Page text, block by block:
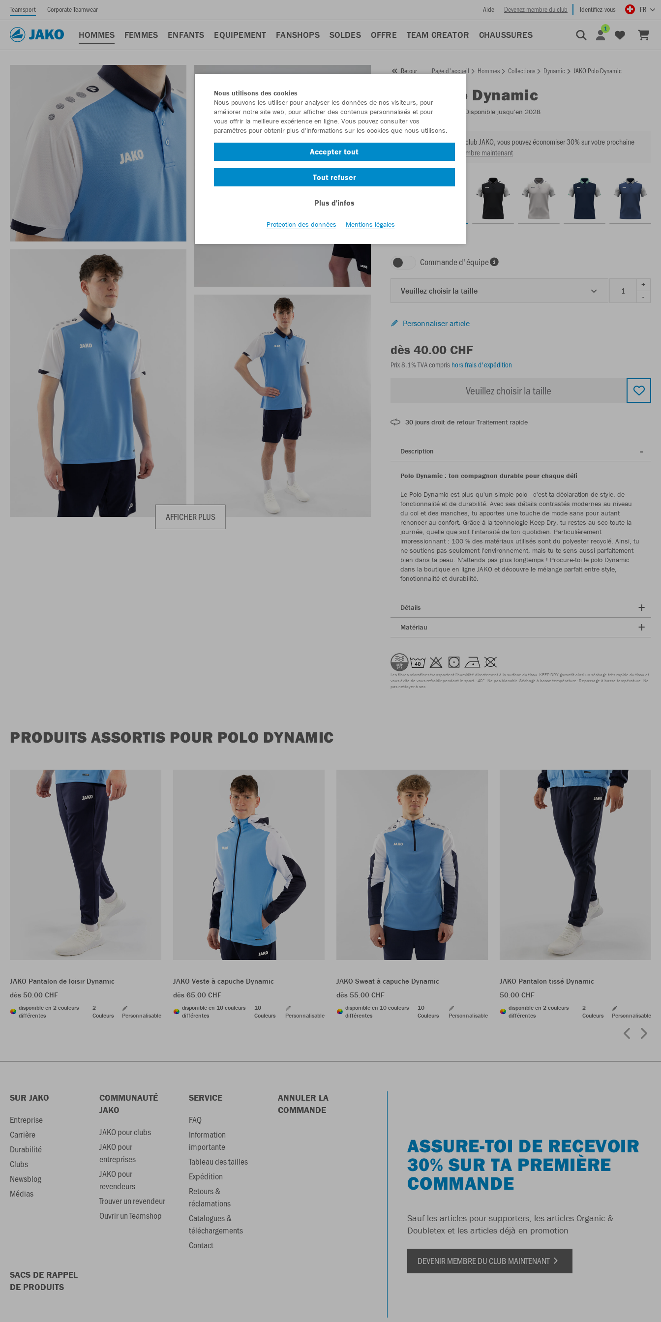
Teamsport Corporate Teamwear Aide Devenez membre du club Identifiez-vous FR
HOMMES FEMMES ENFANTS EQUIPEMENT FANSHOPS SOLDES OFFRE TEAM CREATOR CHAUSSURES
1
AFFICHER PLUS
Retour Page d'accueil Hommes Collections Dynamic JAKO Polo Dynamic
Polo Dynamic
Numéro d’article: - Disponible jusqu'en 2028
En tant que membre du club JAKO, vous pouvez économiser 30% sur votre prochaine
Devenir membre maintenant
Commande d'équipe
Veuillez choisir la taille
+
-
Personnaliser article
dès 40.00 CHF
Prix 8.1% TVA compris hors frais d'expédition
Veuillez choisir la taille
30 jours droit de retour Traitement rapide
Description
Polo Dynamic : ton compagnon durable pour chaque défi
Le Polo Dynamic est plus qu'un simple polo - c'est ta déclaration de style, de
fonctionnalité et de durabilité. Avec ses détails contrastés modernes au niveau
du col et des manches, tu apportes une touche de mode sans pour autant
renoncer au confort. Grâce à la technologie Keep Dry, tu restes au sec toute la
journée, quelle que soit l'intensité de ton quotidien. Particulièrement
impressionnant : 100 % des matériaux utilisés sont du polyester recyclé. Ainsi, tu
ne soutiens pas seulement l'environnement, mais tu te sens aussi parfaitement
bien dans ta peau. N'attends pas plus longtemps ! Procure-toi le polo Dynamic
dans la boutique en ligne JAKO et découvre le mélange parfait entre style,
fonctionnalité et durabilité.
Détails
Matériau
Les fibres microfines transportent l'humidité directement à la surface du tissu. KEEP DRY garantit ainsi un séchage très rapide du tissu et
vous évite de vous refroidir pendant le sport. 40° Ne pas blanchir Séchage à basse température Repassage à basse température Ne
pas nettoyer à sec
PRODUITS ASSORTIS POUR POLO DYNAMIC
JAKO Pantalon de loisir Dynamic
dès 50.00 CHF
disponible en 2 couleurs
différentes
2
Couleurs
Personnalisable
JAKO Veste à capuche Dynamic
dès 65.00 CHF
disponible en 10 couleurs
différentes
10
Couleurs
Personnalisable
JAKO Sweat à capuche Dynamic
dès 55.00 CHF
disponible en 10 couleurs
différentes
10
Couleurs
Personnalisable
JAKO Pantalon tissé Dynamic
50.00 CHF
disponible en 2 couleurs
différentes
2
Couleurs
Personnalisable
SUR JAKO
Entreprise
Carrière
Durabilité
Clubs
Newsblog
Médias
COMMUNAUTÉ
JAKO
JAKO pour clubs
JAKO pour
entreprises
JAKO pour
revendeurs
Trouver un revendeur
Ouvrir un Teamshop
SERVICE
FAQ
Information
importante
Tableau des tailles
Expédition
Retours &
réclamations
Catalogues &
téléchargements
Contact
ANNULER LA
COMMANDE
SACS DE RAPPEL
DE PRODUITS
ASSURE-TOI DE RECEVOIR
30% SUR TA PREMIÈRE
COMMANDE
Sauf les articles pour supporters, les articles Organic &
Doubletex et les articles déjà en promotion
DEVENIR MEMBRE DU CLUB MAINTENANT
Nous utilisons des cookies
Nous pouvons les utiliser pour analyser les données de nos visiteurs, pour
améliorer notre site web, pour afficher des contenus personnalisés et pour
vous offrir la meilleure expérience en ligne. Vous pouvez consulter vos
paramètres pour obtenir plus d'informations sur les cookies que nous utilisons.
Accepter tout
Tout refuser
Plus d'infos
Protection des données Mentions légales